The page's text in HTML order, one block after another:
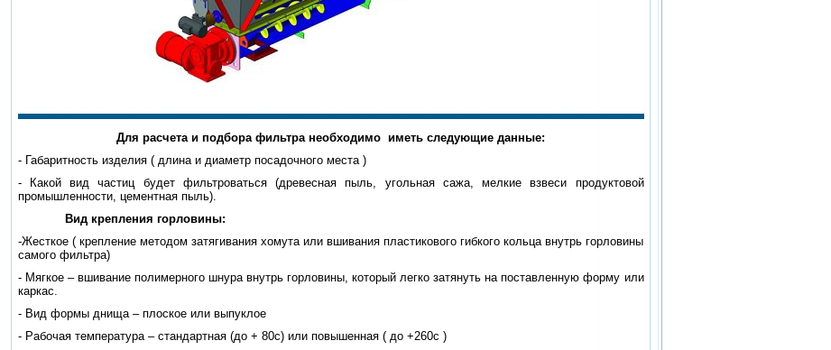
Для расчета и подбора фильтра необходимо иметь следующие данные:
- Габаритность изделия ( длина и диаметр посадочного места )
- Какой вид частиц будет фильтроваться (древесная пыль, угольная сажа, мелкие взвеси продуктовой
промышленности, цементная пыль).
Вид крепления горловины:
-Жесткое ( крепление методом затягивания хомута или вшивания пластикового гибкого кольца внутрь горловины
самого фильтра)
- Мягкое – вшивание полимерного шнура внутрь горловины, который легко затянуть на поставленную форму или
каркас.
- Вид формы днища – плоское или выпуклое
- Рабочая температура – стандартная (до + 80с) или повышенная ( до +260с )